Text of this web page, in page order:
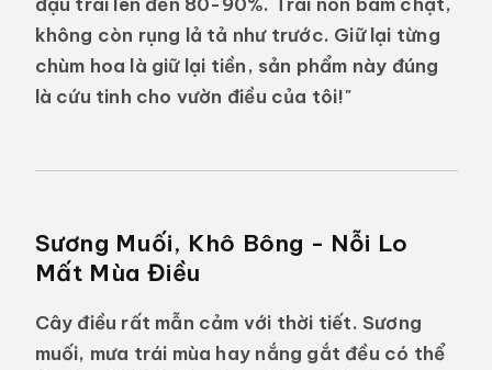
không còn rụng lả tả như trước. Giữ lại từng
chùm hoa là giữ lại tiền, sản phẩm này đúng
là cứu tinh cho vườn điều của tôi!"
Sương Muối, Khô Bông - Nỗi Lo
Mất Mùa Điều
Cây điều rất mẫn cảm với thời tiết. Sương
muối, mưa trái mùa hay nắng gắt đều có thể